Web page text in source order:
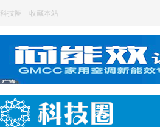
科技圈 收藏本站